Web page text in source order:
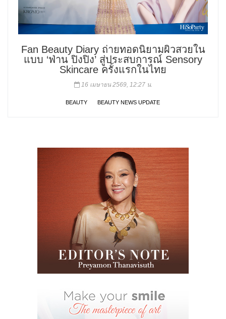
Fan Beauty Diary ถ่ายทอดนิยามผิวสวยใน
แบบ ‘ฟ่าน ปิงปิง’ สู่ประสบการณ์ Sensory
Skincare ครั้งแรกในไทย
16 เมษายน 2569, 12:27 น.
BEAUTY BEAUTY NEWS UPDATE